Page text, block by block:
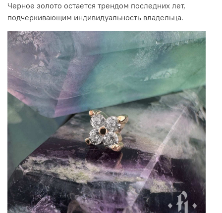
Черное золото остается трендом последних лет,
подчеркивающим индивидуальность владельца.